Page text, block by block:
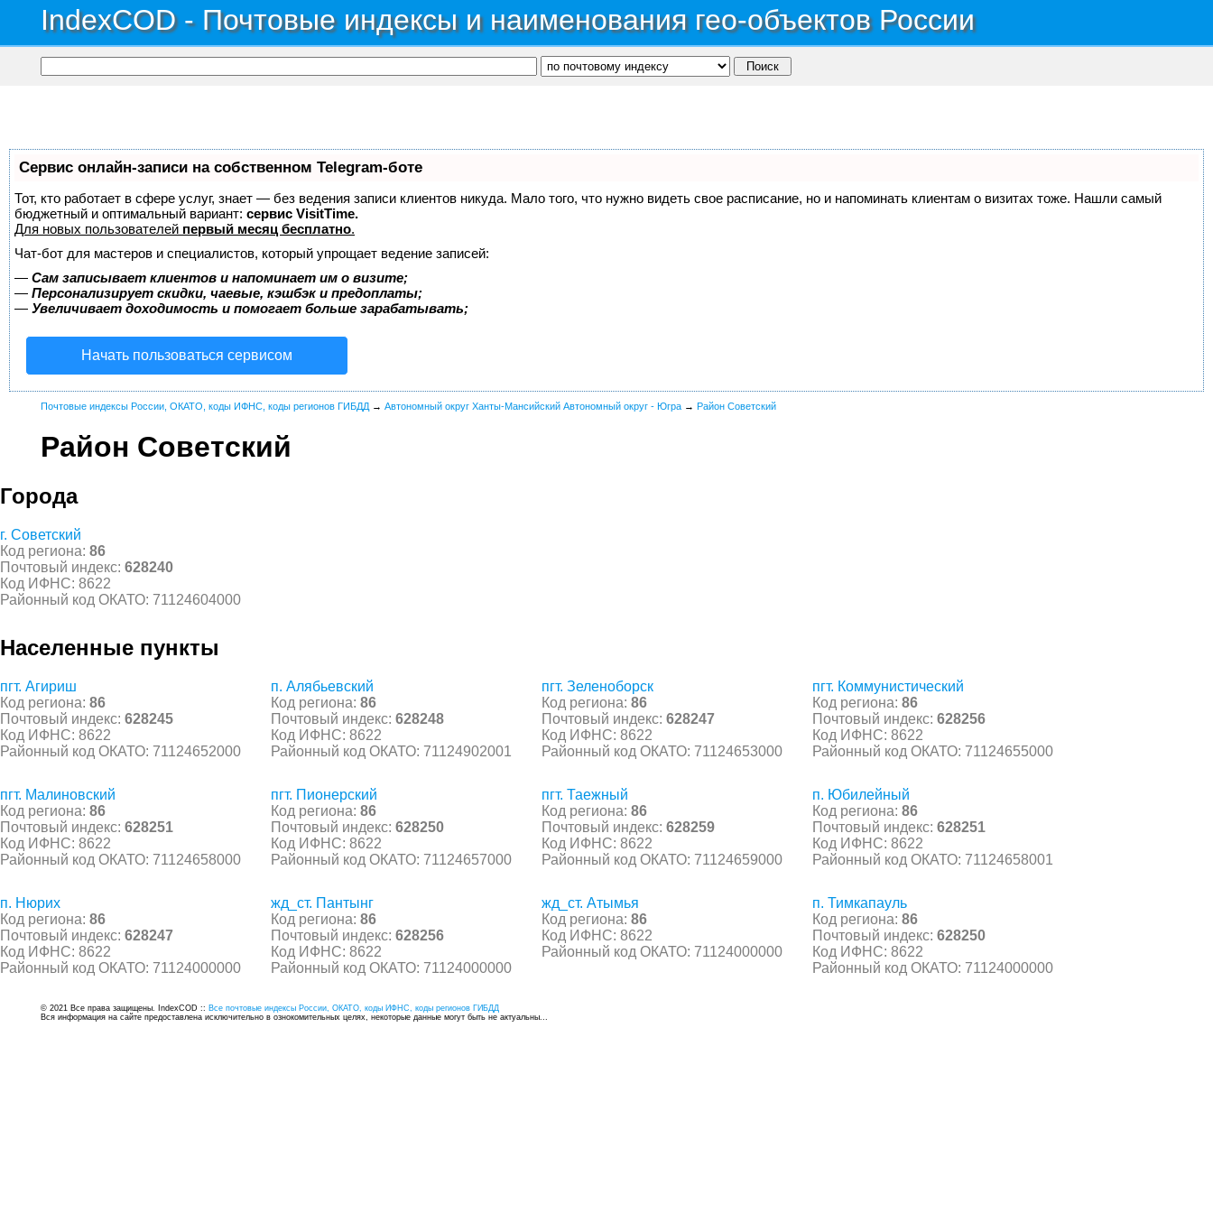
IndexCOD - Почтовые индексы и наименования гео-объектов России
Сервис онлайн-записи на собственном Telegram-боте
Тот, кто работает в сфере услуг, знает — без ведения записи клиентов никуда. Мало того, что нужно видеть свое расписание, но и напоминать клиентам о визитах тоже. Нашли самый
бюджетный и оптимальный вариант: сервис VisitTime.
Для новых пользователей первый месяц бесплатно.
Чат-бот для мастеров и специалистов, который упрощает ведение записей:
— Сам записывает клиентов и напоминает им о визите;
— Персонализирует скидки, чаевые, кэшбэк и предоплаты;
— Увеличивает доходимость и помогает больше зарабатывать;
Начать пользоваться сервисом
Почтовые индексы России, ОКАТО, коды ИФНС, коды регионов ГИБДД → Автономный округ Ханты-Мансийский Автономный округ - Югра → Район Советский
Район Советский
Города
г. Советский
Код региона: 86
Почтовый индекс: 628240
Код ИФНС: 8622
Районный код ОКАТО: 71124604000
Населенные пункты
пгт. Агириш
Код региона: 86
Почтовый индекс: 628245
Код ИФНС: 8622
Районный код ОКАТО: 71124652000
п. Алябьевский
Код региона: 86
Почтовый индекс: 628248
Код ИФНС: 8622
Районный код ОКАТО: 71124902001
пгт. Зеленоборск
Код региона: 86
Почтовый индекс: 628247
Код ИФНС: 8622
Районный код ОКАТО: 71124653000
пгт. Коммунистический
Код региона: 86
Почтовый индекс: 628256
Код ИФНС: 8622
Районный код ОКАТО: 71124655000
пгт. Малиновский
Код региона: 86
Почтовый индекс: 628251
Код ИФНС: 8622
Районный код ОКАТО: 71124658000
пгт. Пионерский
Код региона: 86
Почтовый индекс: 628250
Код ИФНС: 8622
Районный код ОКАТО: 71124657000
пгт. Таежный
Код региона: 86
Почтовый индекс: 628259
Код ИФНС: 8622
Районный код ОКАТО: 71124659000
п. Юбилейный
Код региона: 86
Почтовый индекс: 628251
Код ИФНС: 8622
Районный код ОКАТО: 71124658001
п. Нюрих
Код региона: 86
Почтовый индекс: 628247
Код ИФНС: 8622
Районный код ОКАТО: 71124000000
жд_ст. Пантынг
Код региона: 86
Почтовый индекс: 628256
Код ИФНС: 8622
Районный код ОКАТО: 71124000000
жд_ст. Атымья
Код региона: 86
Код ИФНС: 8622
Районный код ОКАТО: 71124000000
п. Тимкапауль
Код региона: 86
Почтовый индекс: 628250
Код ИФНС: 8622
Районный код ОКАТО: 71124000000
© 2021 Все права защищены. IndexCOD :: Все почтовые индексы России, ОКАТО, коды ИФНС, коды регионов ГИБДД
Вся информация на сайте предоставлена исключительно в ознокомительных целях, некоторые данные могут быть не актуальны...